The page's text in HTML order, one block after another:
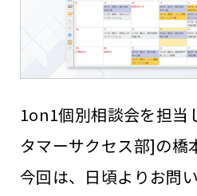
1on1個別相談会を担当
タマーサクセス部]の橋
今回は、日頃よりお問